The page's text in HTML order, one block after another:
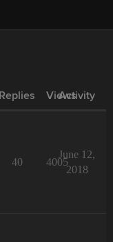
Replies Views
Activity
40 4005
June 12,
2018